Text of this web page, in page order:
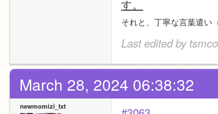
す。
それと、丁寧な言葉遣い
Last edited by
March 28, 2024 06:38:32
newmomizi_txt